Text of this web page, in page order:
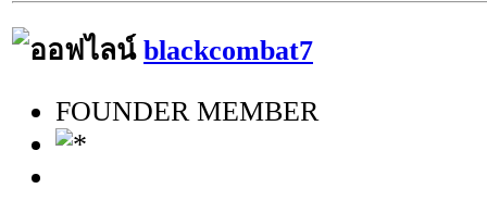
blackcombat7
FOUNDER MEMBER